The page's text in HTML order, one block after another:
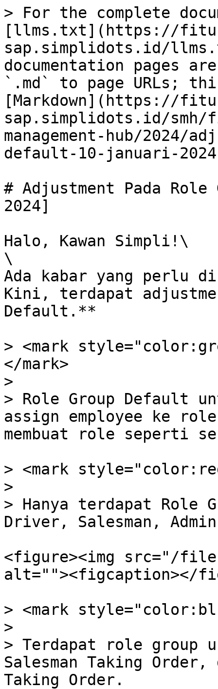
> For the complete
[llms.txt](https://
sap.simplidots.id/
documentation pages
`.md` to page URLs;
[Markdown](https://
sap.simplidots.id/smh/
management-hub/2024/
default-10-januari-
# Adjustment Pada
2024]
Halo, Kawan Simpli!\
\
Ada kabar yang perlu
Kini, terdapat
Default.**
> <mark
</mark>
>
> Role Group Default
assign employee ke
membuat role seperti
> <mark
>
> Hanya terdapat Role
Driver, Salesman,
<figure><img src="/
alt=""><figcaption></
> <mark
>
> Terdapat role group
Salesman Taking Order,
Taking Order.